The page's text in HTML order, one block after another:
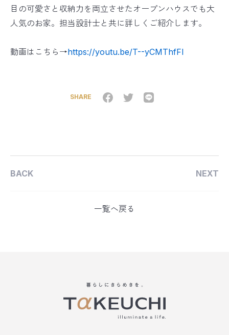
目の可愛さと収納力を両立させたオープンハウスでも大
人気のお家。担当設計士と共に詳しくご紹介します。
動画はこちら→https://youtu.be/T--yCMThfFI
SHARE
BACK
一覧へ戻る
NEXT